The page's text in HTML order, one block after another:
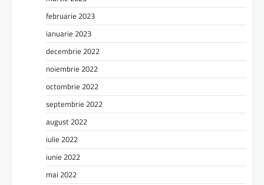
februarie 2023
ianuarie 2023
decembrie 2022
noiembrie 2022
octombrie 2022
septembrie 2022
august 2022
iulie 2022
iunie 2022
mai 2022